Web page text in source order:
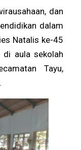
dan
dalam
Natalis ke-45
di aula sekolah
Tayu,